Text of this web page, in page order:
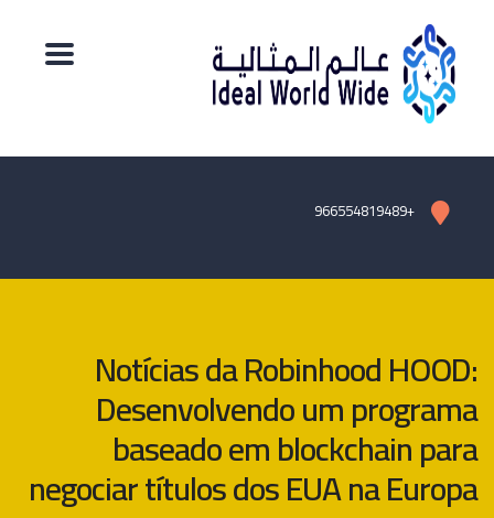
+966554819489
Notícias da Robinhood HOOD:
Desenvolvendo um programa
baseado em blockchain para
negociar títulos dos EUA na Europa